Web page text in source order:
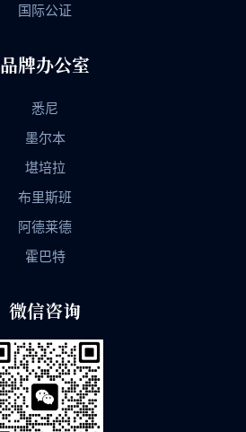
国际公证
品牌办公室
悉尼
墨尔本
堪培拉
布里斯班
阿德莱德
霍巴特
微信咨询